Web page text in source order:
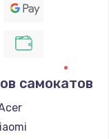
самокатов